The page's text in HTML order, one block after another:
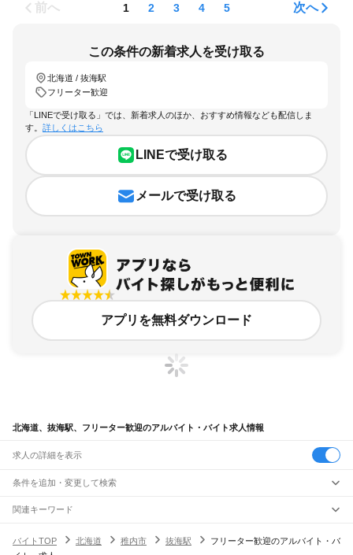
前へ 1 2 3 4 5 次へ
この条件の新着求人を受け取る
北海道 / 抜海駅
フリーター歓迎
「LINEで受け取る」では、新着求人のほか、おすすめ情報なども配信しま
す。 詳しくはこちら
LINEで受け取る
メールで受け取る
アプリを無料ダウンロード
北海道、抜海駅、フリーター歓迎のアルバイト・バイト求人情報
求人の詳細を表示
条件を追加・変更して検索
市区町村を追加・変更
北海道すべて
駅を追加・変更
関連キーワード
バイトTOP
北海道 稚内市 抜海駅
フリーター歓迎のアルバイト・バ